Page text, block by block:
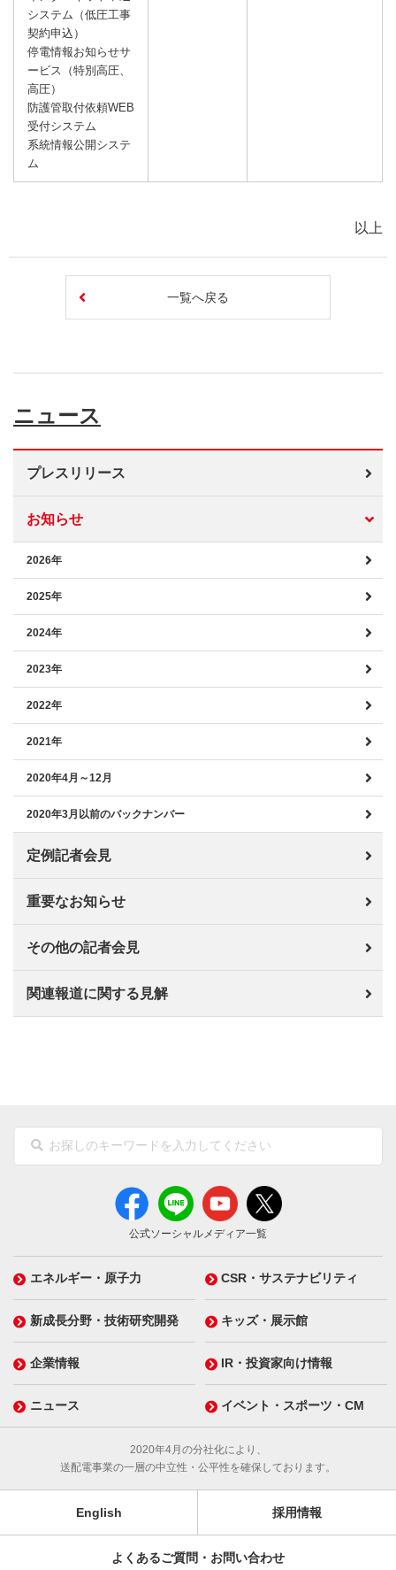
システム（低圧工事
契約申込）
停電情報お知らせサ
ービス（特別高圧、
高圧）
防護管取付依頼WEB
受付システム
系統情報公開システ
ム
以上
一覧へ戻る
ニュース
プレスリリース
お知らせ
2026年
2025年
2024年
2023年
2022年
2021年
2020年4月～12月
2020年3月以前のバックナンバー
定例記者会見
重要なお知らせ
その他の記者会見
関連報道に関する見解
公式ソーシャルメディア一覧
エネルギー・原子力 CSR・サステナビリティ
新成長分野・技術研究開発 キッズ・展示館
企業情報 IR・投資家向け情報
ニュース イベント・スポーツ・CM
2020年4月の分社化により、
送配電事業の一層の中立性・公平性を確保しております。
English 採用情報
よくあるご質問・お問い合わせ